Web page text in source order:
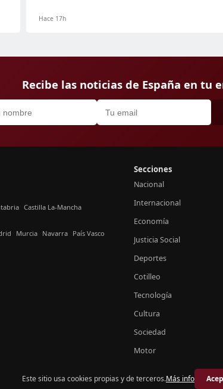
Hace 17h
Recibe las noticias de España en tu
Castilla La-Mancha
Murcia Navarra País Vasco
Secciones
Nacional
Internacional
Economía
Justicia Social
Deportes
Cotilleo
Tecnología
Cultura
Sociedad
Motor
© 2026 Crónica España
Este sitio usa cookies propias y de terceros.Más info